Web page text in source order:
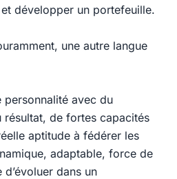
développer un portefeuille.
une autre langue
personnalité avec du
résultat, de fortes capacités
aptitude à fédérer les
adaptable, force de
dans un